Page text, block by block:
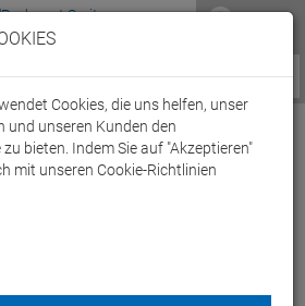
Service / Hilfe
5 Pro X2 lime/anthrazit
Cookies, die uns helfen, unser
und unseren Kunden den
bieten. Indem Sie auf "Akzeptieren"
mit unseren Cookie-Richtlinien